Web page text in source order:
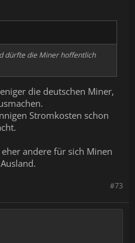
dürfte die Miner hoffentlich
die deutschen Miner,
Stromkosten schon
andere für sich Minen
#73